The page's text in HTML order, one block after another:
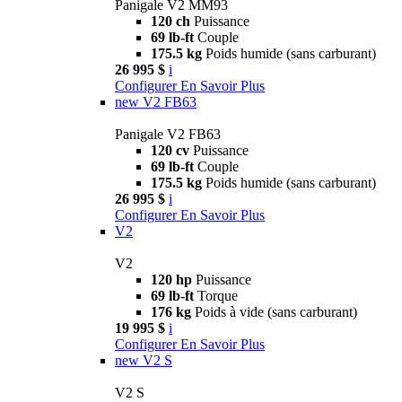
Panigale V2 MM93
120 ch Puissance
69 lb-ft Couple
175.5 kg Poids humide (sans carburant)
26 995 $ i
Configurer En Savoir Plus
new V2 FB63
Panigale V2 FB63
120 cv Puissance
69 lb-ft Couple
175.5 kg Poids humide (sans carburant)
26 995 $ i
Configurer En Savoir Plus
V2
V2
120 hp Puissance
69 lb-ft Torque
176 kg Poids à vide (sans carburant)
19 995 $ i
Configurer En Savoir Plus
new V2 S
V2 S